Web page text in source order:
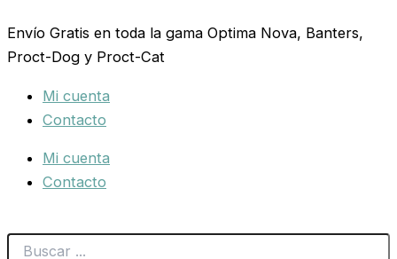
al
contenido
Envío Gratis en toda la gama Optima Nova, Banters,
Proct-Dog y Proct-Cat
Mi cuenta
Contacto
Mi cuenta
Contacto
...
CRECIMI.400
ML.
cantidad